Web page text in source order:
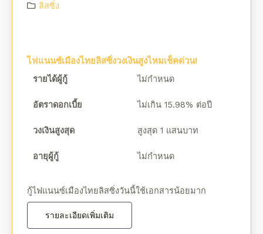
ลิสซิ่ง
ไฟแนนซ์เมืองไทยลิสซิ่งวงเงินสูงไหมเช็คด่วน!
รายได้ผู้กู้ ไม่กำหนด
อัตราดอกเบี้ย ไม่เกิน 15.98% ต่อปี
วงเงินสูงสุด สูงสุด 1 แสนบาท
อายุผู้กู้ ไม่กำหนด
กู้ไฟแนนซ์เมืองไทยลิสซิ่งวันนี้ใช้เอกสารน้อยมาก
รายละเอียดเพิ่มเติม